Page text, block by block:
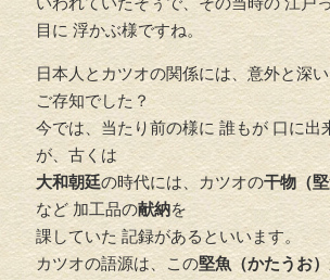
目に 浮かぶ様ですね。
日本人とカツオの関係には、意外と深
ご存知でした？
今では、当たり前の様に 誰もが 口に出
が、古くは
大和朝廷の時代には、カツオの干物（堅
など 加工品の献納を
課していた 記録があるといいます。
カツオの語源は、この堅魚（かたうお）